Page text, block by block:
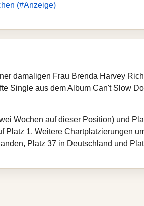
(#Anzeige)
damaligen Frau Brenda Harvey
Single aus dem Album Can't Slow
Wochen auf dieser Position) und
1. Weitere Chartplatzierungen
Platz 37 in Deutschland und